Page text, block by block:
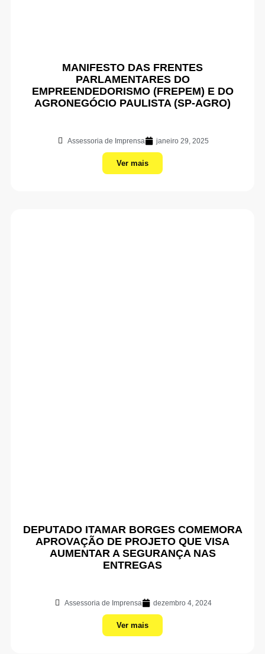
MANIFESTO DAS FRENTES
PARLAMENTARES DO
EMPREENDEDORISMO (FREPEM) E DO
AGRONEGÓCIO PAULISTA (SP-AGRO)
Assessoria de Imprensa janeiro 29, 2025
Ver mais
DEPUTADO ITAMAR BORGES COMEMORA
APROVAÇÃO DE PROJETO QUE VISA
AUMENTAR A SEGURANÇA NAS
ENTREGAS
Assessoria de Imprensa dezembro 4, 2024
Ver mais